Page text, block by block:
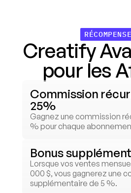
Creatify
pour les
Commission
25%
Gagnez une commission
% pour chaque
Bonus
Lorsque vos ventes
000 $, vous gagnerez une
supplémentaire de 5 %.